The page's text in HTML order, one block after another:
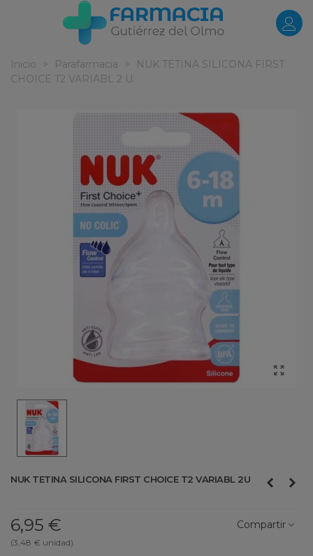
Inicio > Parafarmacia >
NUK TETINA SILICONA FIRST
CHOICE T2 VARIABL 2 U.
NUK TETINA SILICONA FIRST CHOICE T2 VARIABL 2U
6,95 €
(3,48 € unidad)
Compartir